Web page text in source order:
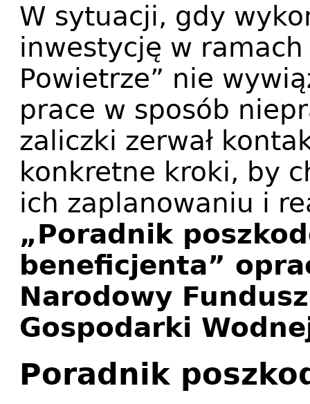
W sytuacji, gdy
inwestycję w
Powietrze” nie
prace w sposób
zaliczki zerwał
konkretne kroki, by
ich zaplanowaniu i
„Poradnik
beneficjenta”
Narodowy
Gospodarki
Poradnik